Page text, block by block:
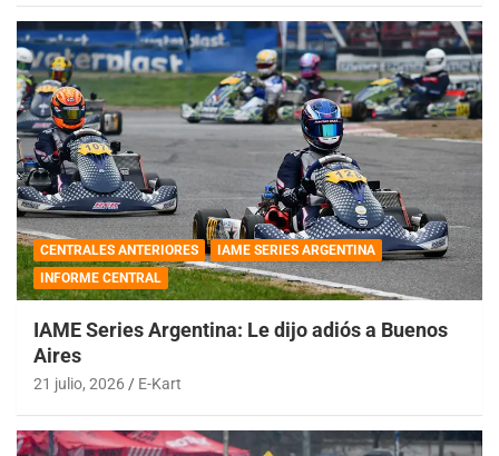
CENTRALES ANTERIORES
IAME SERIES ARGENTINA
INFORME CENTRAL
IAME Series Argentina: Le dijo adiós a Buenos
Aires
21 julio, 2026 E-Kart